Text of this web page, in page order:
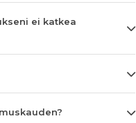
ei katkea